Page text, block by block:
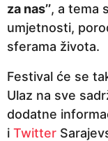
za nas’’, a tema
umjetnosti,
sferama života.
Festival će se
Ulaz na sve
dodatne
i Twitter